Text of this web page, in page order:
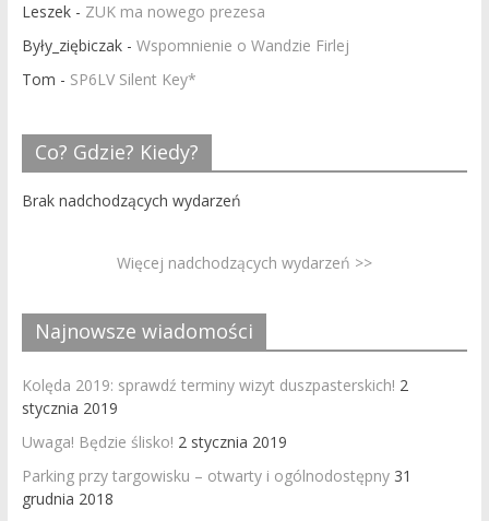
Leszek- ZUK ma nowego prezesa
Były_ziębiczak- Wspomnienie o Wandzie Firlej
Tom - SP6LV Silent Key*
Co? Gdzie? Kiedy?
Brak nadchodzących wydarzeń
Więcej nadchodzących wydarzeń >>
Najnowsze wiadomości
Kolęda 2019: sprawdź terminy wizyt duszpasterskich! 2
stycznia 2019
Uwaga! Będzie ślisko! 2 stycznia 2019
Parking przy targowisku – otwarty i ogólnodostępny 31
grudnia 2018